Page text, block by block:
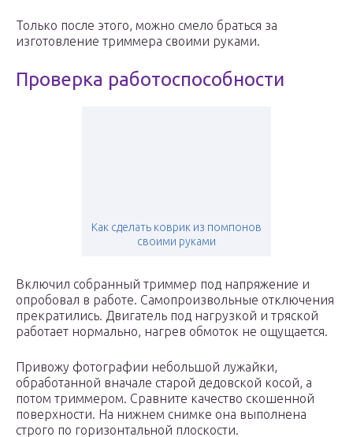
Только после этого, можно смело браться за
изготовление триммера своими руками.
Проверка работоспособности
Как сделать коврик из помпонов
своими руками
Включил собранный триммер под напряжение и
опробовал в работе. Самопроизвольные отключения
прекратились. Двигатель под нагрузкой и тряской
работает нормально, нагрев обмоток не ощущается.
Привожу фотографии небольшой лужайки,
обработанной вначале старой дедовской косой, а
потом триммером. Сравните качество скошенной
поверхности. На нижнем снимке она выполнена
строго по горизонтальной плоскости.